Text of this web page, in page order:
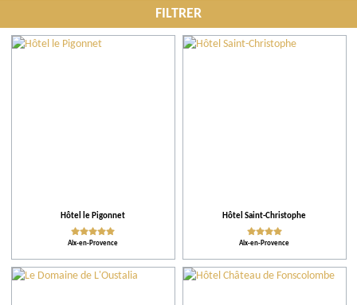
FILTRER
Communes
Classements
Hôtel le Pigonnet
Aix-en-Provence
Hôtel Saint-Christophe
Aix-en-Provence